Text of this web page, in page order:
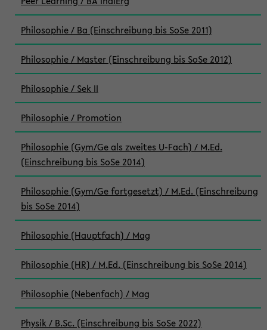
Philosophie / Ba (Einschreibung bis SoSe 2011)
Philosophie / Master (Einschreibung bis SoSe 2012)
Philosophie / Sek II
Philosophie / Promotion
Philosophie (Gym/Ge als zweites U-Fach) / M.Ed.
(Einschreibung bis SoSe 2014)
Philosophie (Gym/Ge fortgesetzt) / M.Ed. (Einschreibung
bis SoSe 2014)
Philosophie (Hauptfach) / Mag
Philosophie (HR) / M.Ed. (Einschreibung bis SoSe 2014)
Philosophie (Nebenfach) / Mag
Physik / B.Sc. (Einschreibung bis SoSe 2022)